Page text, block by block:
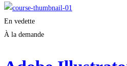
En vedette
À la demande